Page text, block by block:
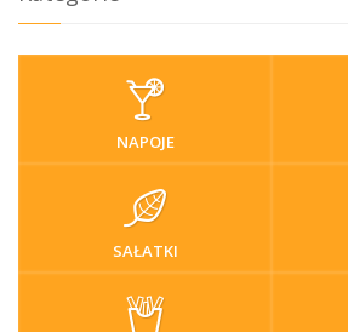
NAPOJE
SAŁATKI